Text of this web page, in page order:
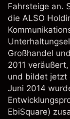
Fahrsteige an.
die ALSO
Großhandel
2011
und bildet jetzt
Juni 2014
EbiSquare)